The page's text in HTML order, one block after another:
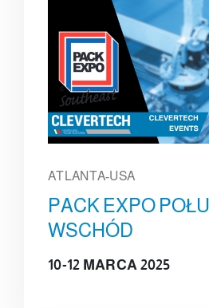
ATLANTA-USA
PACK EXPO
WSCHÓD
10-12 MARCA 2025